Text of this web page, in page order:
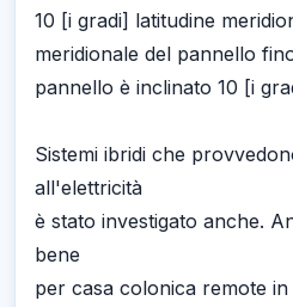
10 [i gradi] latitudine
meridionale del pannello
pannello è inclinato 10 [i
Sistemi ibridi che
all'elettricità
è stato investigato anche.
bene
per casa colonica remote